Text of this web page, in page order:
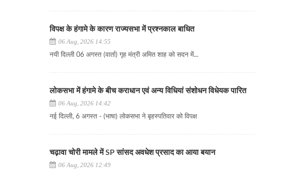
विपक्ष के हंगामे के कारण राज्यसभा में प्रश्नकाल बाधित
06 Aug, 2026 14:55
नयी दिल्ली 06 अगस्त (वार्ता) गृह मंत्री अमित शाह को सदन में...
लोकसभा में हंगामे के बीच कराधान एवं अन्य विधियां संशोधन विधेयक पारित
06 Aug, 2026 14:42
नई दिल्ली, 6 अगस्त - (भाषा) लोकसभा ने बृहस्पतिवार को विपक्ष
चढ़ावा चोरी मामले में SP सांसद अवधेश प्रसाद का आया बयान
06 Aug, 2026 12:49